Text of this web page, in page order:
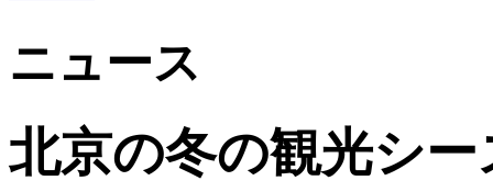
ニュース
北京の冬の観光シ